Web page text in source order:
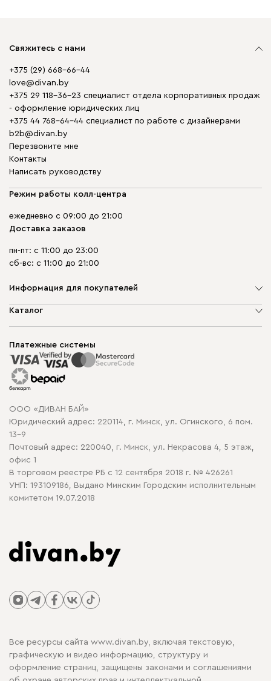
Свяжитесь с нами
+375 (29) 668-66-44
love@divan.by
+375 29 118-36-23 специалист отдела корпоративных продаж
- оформление юридических лиц
+375 44 768-64-44 специалист по работе с дизайнерами
b2b@divan.by
Перезвоните мне
Контакты
Написать руководству
Режим работы колл-центра
ежедневно с 09:00 до 21:00
Доставка заказов
пн-пт: с 11:00 до 23:00
сб-вс: с 11:00 до 21:00
Информация для покупателей
О компании
Способы оплаты
Рассрочка и кредит
Гарантия
Карта сайта
Политика конфиденциальности
Политика в отношении обработки cookie
Каталог
Корпусная мебель
Распродажа мебели
Платежные системы
ООО «ДИВАН БАЙ»
Юридический адрес: 220114, г. Минск, ул. Огинского, 6 пом.
13-9
Почтовый адрес: 220040, г. Минск, ул. Некрасова 4, 5 этаж,
офис 1
В торговом реестре РБ с 12 сентября 2018 г. № 426261
УНП: 193109186, Выдано Минским Городским исполнительным
комитетом 19.07.2018
Все ресурсы сайта www.divan.by, включая текстовую,
графическую и видео информацию, структуру и
оформление страниц, защищены законами и соглашениями